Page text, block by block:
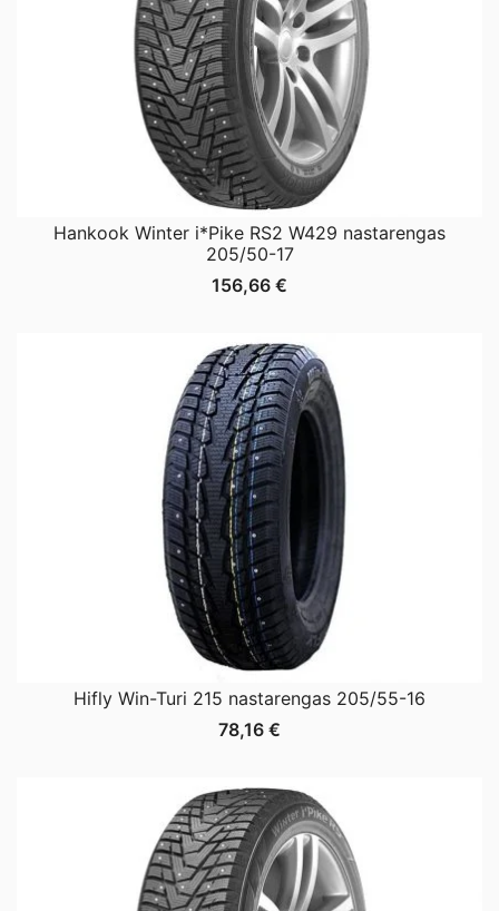
Hankook Winter i*Pike RS2 W429 nastarengas
205/50-17
156,66 €
Hifly Win-Turi 215 nastarengas 205/55-16
78,16 €